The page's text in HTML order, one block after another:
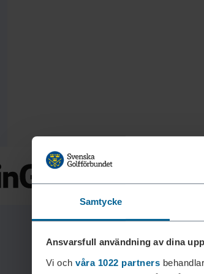
Samtycke
Ansvarsfull användning av dina
Vi och våra 1022 partners